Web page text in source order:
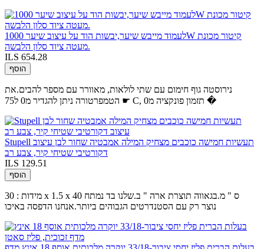
לעמוד מייבש שיער,יבשות הוד על עיצוב שיער 1000W קיטור מכונת
מעטה ציוד סלון הלבשה.
ILS 654.28
הוסף
נירוסטה גוף חימום עם שתי לולאות, מאוורר עם מספר להבים.את
הטמפרטורה ניתן להגדיר מ0 ל75 ☛ C, תזמון פונקציה מ0 �
Stupell תעשיות חמישה כוכבים מצחיק המילה אמבטיה שחור לבן עיצוב
דקורטיבי שטיחי קיר, צבע רב
ILS 129.51
הוסף
מידות : 30 x 1.5 x 40 ס " מ.בגאווה תוצרת ארה " ב.שלנו בד נמתח
נוצר רק עם הסטנדרטים הגבוהים ביותר.אנחנו הדפסה באיכו